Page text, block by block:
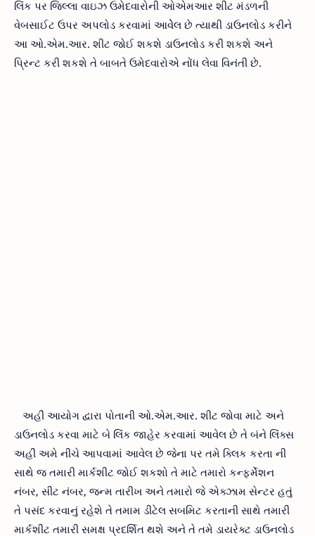
લિંક પર જિલ્લા વાઇઝ ઉમેદવારોની ઓએમઆર શીટ મંડળની
વેબસાઈટ ઉપર અપલોડ કરવામાં આવેેલ છે ત્યાથી ડાઉનલોડ કરીને
આ ઓ.એમ.આર. શીટ જોઈ શકશે ડાઉનલોડ કરી શકશે અને
પ્રિન્ટ કરી શકશે તે બાબતે ઉમેદવારોએ નોંધ લેવા વિનંતી છે.
અહીં આયોગ દ્વારા પોતાની ઓ.એમ.આર. શીટ જોવા માટે અને
ડાઉનલોડ કરવા માટે બે લિંક જાહેર કરવામાં આવેલ છે તે બંને લિંક્સ
અહીં અમે નીચે આપવામાં આવેલ છે જેના પર તમે ક્લિક કરતા ની
સાથે જ તમારી માર્કશીટ જોઈ શકશો તે માટે તમારો કન્ફર્મેશન
નંબર, સીટ નંબર, જન્મ તારીખ અને તમારો જે એક્ઝામ સેન્ટર હતું
તે પસંદ કરવાનું રહેશે તે તમામ ડીટેલ સબમિટ કરતાની સાથે તમારી
માર્કશીટ તમારી સમક્ષ પ્રદર્શિત થશે અને તે તમે ડાયરેક્ટ ડાઉનલોડ